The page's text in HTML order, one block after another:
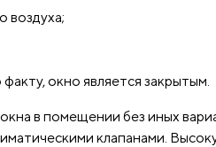
воздуха;
окно является закрытым.
в помещении без иных
клапанами.